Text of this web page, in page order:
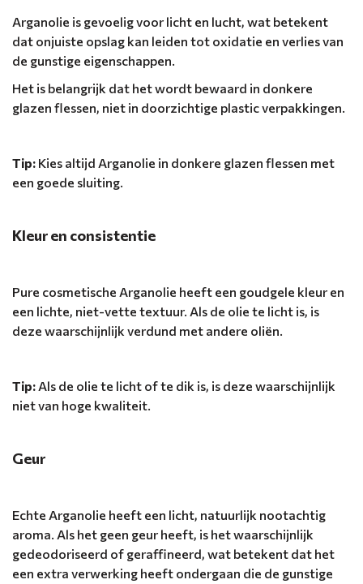
Arganolie is gevoelig voor licht en lucht, wat betekent
dat onjuiste opslag kan leiden tot oxidatie en verlies van
de gunstige eigenschappen.
Het is belangrijk dat het wordt bewaard in donkere
glazen flessen, niet in doorzichtige plastic verpakkingen.
Tip: Kies altijd Arganolie in donkere glazen flessen met
een goede sluiting.
Kleur en consistentie
Pure cosmetische Arganolie heeft een goudgele kleur en
een lichte, niet-vette textuur. Als de olie te licht is, is
deze waarschijnlijk verdund met andere oliën.
Tip: Als de olie te licht of te dik is, is deze waarschijnlijk
niet van hoge kwaliteit.
Geur
Echte Arganolie heeft een licht, natuurlijk nootachtig
aroma. Als het geen geur heeft, is het waarschijnlijk
gedeodoriseerd of geraffineerd, wat betekent dat het
een extra verwerking heeft ondergaan die de gunstige